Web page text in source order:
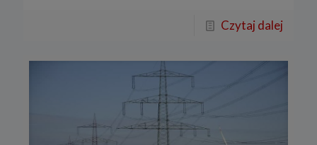
Czytaj dalej